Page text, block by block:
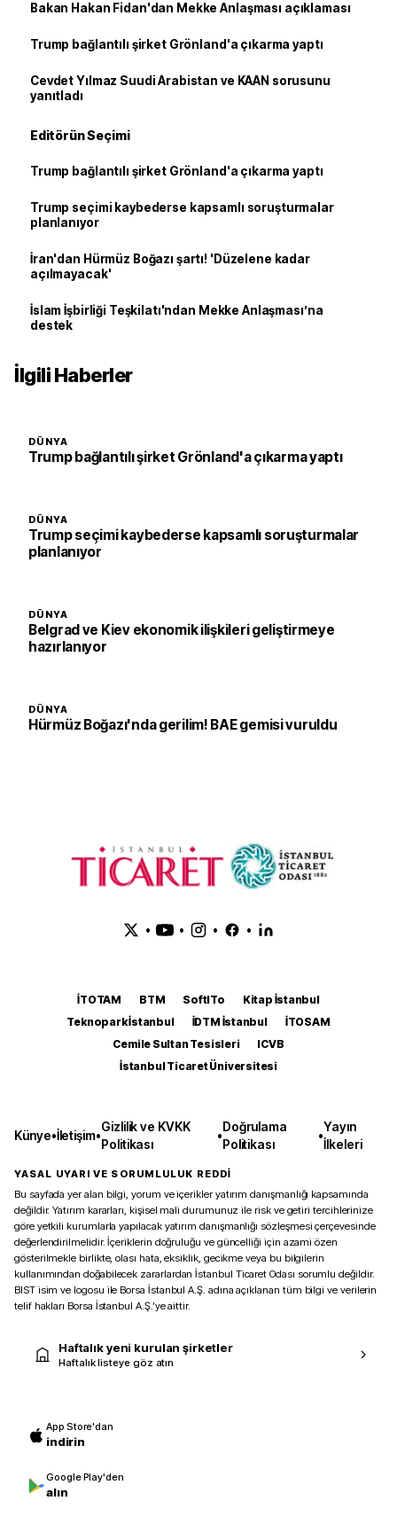
Bakan Hakan Fidan'dan Mekke Anlaşması açıklaması
Trump bağlantılı şirket Grönland'a çıkarma yaptı
Cevdet Yılmaz Suudi Arabistan ve KAAN sorusunu
yanıtladı
Editörün Seçimi
Trump bağlantılı şirket Grönland'a çıkarma yaptı
Trump seçimi kaybederse kapsamlı soruşturmalar
planlanıyor
İran'dan Hürmüz Boğazı şartı! 'Düzelene kadar
açılmayacak'
İslam İşbirliği Teşkilatı'ndan Mekke Anlaşması’na
destek
İlgili Haberler
DÜNYA
Trump bağlantılı şirket Grönland'a çıkarma yaptı
DÜNYA
Trump seçimi kaybederse kapsamlı soruşturmalar
planlanıyor
DÜNYA
Belgrad ve Kiev ekonomik ilişkileri geliştirmeye
hazırlanıyor
DÜNYA
Hürmüz Boğazı'nda gerilim! BAE gemisi vuruldu
• • • •
İTOTAM BTM SoftITo
Kitap İstanbul
Teknopark İstanbul
İDTM İstanbul
İTOSAM
Cemile Sultan Tesisleri
ICVB
İstanbul Ticaret Üniversitesi
Künye•İletişim•
Gizlilik ve KVKK
Politikası
•
Doğrulama
Politikası
•
Yayın
İlkeleri
YASAL UYARI VE SORUMLULUK REDDİ
Bu sayfada yer alan bilgi, yorum ve içerikler yatırım danışmanlığı kapsamında
değildir. Yatırım kararları, kişisel mali durumunuz ile risk ve getiri tercihlerinize
göre yetkili kurumlarla yapılacak yatırım danışmanlığı sözleşmesi çerçevesinde
değerlendirilmelidir. İçeriklerin doğruluğu ve güncelliği için azami özen
gösterilmekle birlikte, olası hata, eksiklik, gecikme veya bu bilgilerin
kullanımından doğabilecek zararlardan İstanbul Ticaret Odası sorumlu değildir.
BIST isim ve logosu ile Borsa İstanbul A.Ş. adına açıklanan tüm bilgi ve verilerin
telif hakları Borsa İstanbul A.Ş.’ye aittir.
Haftalık yeni kurulan şirketler
Haftalık listeye göz atın
App Store'dan
indirin
Google Play'den
alın